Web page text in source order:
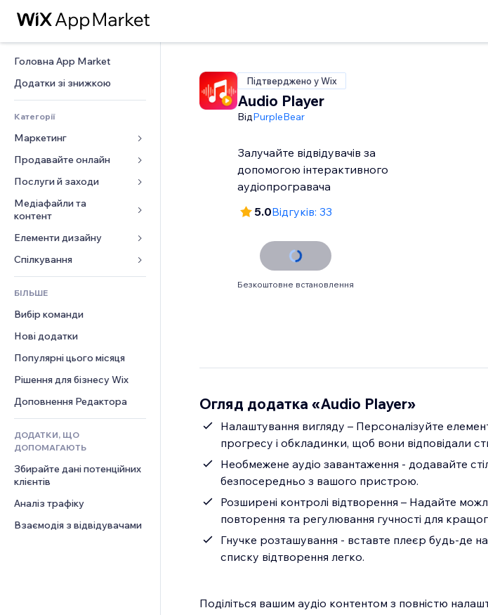
Головна App Market
Додатки зі знижкою
Категорії
Маркетинг
Реклама
Мобільний
Аналітика
Соцмережі
SEO
Залучення
Розміщення сайту
Ел. пошта
Конверсія
Продавайте онлайн
Додатки для магазинів
Надсилання та доставка
Кнопки продажу
Онлайн‑курси
Друк на замовлення
Бухгалтерський облік
Купони й лояльність
Рішення для складів
Дропшипінг
Тарифні плани й підписки
Краудфандинг
Їжа та напої
Послуги й заходи
Готелі
Заходи
Ресторани
Нерухомість
Медіафайли та
контент
Галерея
Музика
Подкасти
Фотографія
Відео
PDF
Обмін файлами
Новини
Елементи дизайну
Карти й навігація
Конфіденційність і безпека
Годинник
Шаблони сторінок
Ефекти зображення
Кнопки та меню
Банери та бейджі
Калькулятори
Пошук
Погода
Графіки й таблиці
Форми
Опитування
Чат
Коментарі
Телефон
Спільнота
Відгуки
CRM
БІЛЬШЕ
Вибір команди
Нові додатки
Популярні цього місяця
Рішення для бізнесу Wix
Доповнення Редактора
ДОДАТКИ, ЩО
ДОПОМАГАЮТЬ
Збирайте дані потенційних
клієнтів
Аналіз трафіку
Взаємодія з відвідувачами
Підтверджено у Wix
Audio Player
ВідPurpleBear
Залучайте відвідувачів за
допомогою інтерактивного
аудіопрогравача
5.0Відгуків: 33
Безкоштовне встановлення
Огляд додатка «Audio Player»
Налаштування вигляду – Персоналізуйте
прогресу і обкладинки, щоб вони відповідали
Необмежене аудіо завантаження - додавайте
безпосередньо з вашого пристрою.
Розширені контролі відтворення – Надайте
повторення та регулювання гучності для
Гнучке розташування - вставте плеєр будь-де
списку відтворення легко.
Поділіться вашим аудіо контентом з повністю